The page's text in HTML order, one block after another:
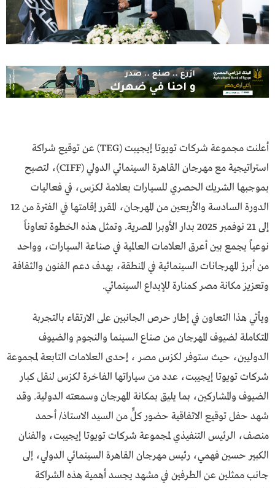
أعلنت مجموعة شركات تويوتا إيجيبت (TEG) عن توقيع شراكة
استراتيجية مع مهرجان القاهرة السينمائي الدولي (CIFF)، لتصبح
بموجبها الشريك الحصري للسيارات بعلامة لكزس، في فعاليات
الدورة السادسة والأربعين من المهرجان، المقرر إقامتها في الفترة من 12
إلى 21 نوفمبر 2025 بدار الأوبرا المصرية. وتمثل هذه الخطوة تعاوناً
نوعياً يجمع بين أعرق العلامات العالمية في صناعة السيارات، وواحد
من أبرز المهرجانات السينمائية في المنطقة، بهدف دعم الفنون والثقافة
وتعزيز مكانة مصر كمنارة للإبداع السينمائي.
ويأتي هذا التعاون في إطار حرص الجانبين على الارتقاء بالتجربة
المتكاملة لضيوف المهرجان من صناع السينما والنجوم والضيوف
الدوليين، حيث ستوفر لكزس مصر ، إحدى العلامات التابعة لمجموعة
شركات تويوتا إيجيبت، عدد من سياراتها الفاخرة لكزس لنقل كبار
الضيوف والمشاركين، بما يليق بمكانة المهرجان وسمعته الدولية. وقد
شهد حفل توقيع الاتفاقية حضور كلٍّ من السيد الاستاذ/ أحمد
منصف، الرئيس التنفيذي لمجموعة شركات تويوتا إيجيبت، والفنان
الكبير حسين فهمي، رئيس مهرجان القاهرة السينمائي الدولي، إلى
جانب ممثلين عن الطرفين في مشهد يجسد أهمية هذه الشراكة